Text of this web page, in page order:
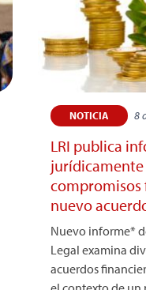
NOTICIA 8
LRI publica
compromisos
nuevo
Nuevo informe*
Legal examina
acuerdos